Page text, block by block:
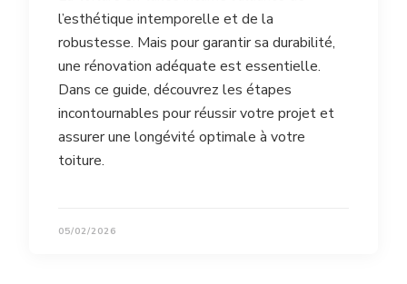
l’esthétique intemporelle et de la
robustesse. Mais pour garantir sa durabilité,
une rénovation adéquate est essentielle.
Dans ce guide, découvrez les étapes
incontournables pour réussir votre projet et
assurer une longévité optimale à votre
toiture.
05/02/2026